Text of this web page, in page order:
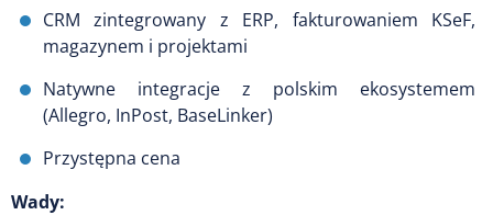
CRM zintegrowany z ERP, fakturowaniem KSeF,
magazynem i projektami
Natywne integracje z polskim ekosystemem
(Allegro, InPost, BaseLinker)
Przystępna cena
Wady: